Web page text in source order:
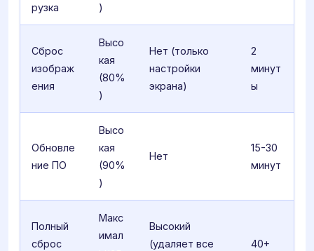
рузка
)
Сброс
изображ
ения
Высо
кая
(80%
)
Нет (только
настройки
экрана)
2
минут
ы
Обновле
ние ПО
Высо
кая
(90%
)
Нет
15-30
минут
Полный
сброс
Макс
имал
Высокий
(удаляет все
40+